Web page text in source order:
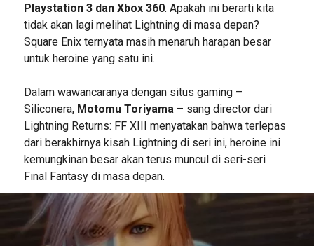
Playstation 3 dan Xbox 360. Apakah ini berarti kita
tidak akan lagi melihat Lightning di masa depan?
Square Enix ternyata masih menaruh harapan besar
untuk heroine yang satu ini.
Dalam wawancaranya dengan situs gaming –
Siliconera, Motomu Toriyama– sang director dari
Lightning Returns: FF XIII menyatakan bahwa terlepas
dari berakhirnya kisah Lightning di seri ini, heroine ini
kemungkinan besar akan terus muncul di seri-seri
Final Fantasy di masa depan.